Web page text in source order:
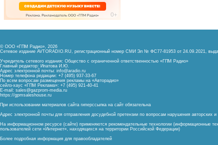
© ООО «ГПМ Радио», 2026
Сетевое издание AVTORADIO.RU, регистрационный номер СМИ Эл № ФС77-81953 от 24.09.2021,
Учредитель сетевого издания: Общество с ограниченной ответственностью «ГПМ Радио»
Главный редактор: Ипатова И.Ю.
Адрес электронной почты: info@aradio.ru
Номер телефона редакции: +7 (495) 937-33-67
По всем вопросам размещения рекламы на «Авторадио»
сейлз-хаус «ГПМ Реклама»: +7 (495) 921-40-41
E-mail: sales@gazprom-media.ru
https://gpmsaleshouse.ru
При использовании материалов сайта гиперссылка на сайт обязательна
Адрес электронной почты для отправления досудебной претензии по вопросам нарушения авторских
На информационном ресурсе (сайте) применяются рекомендательные технологии (информационные
пользователей сети «Интернет», находящихся на территории Российской Федерации)
Более подробная информация для правообладателей